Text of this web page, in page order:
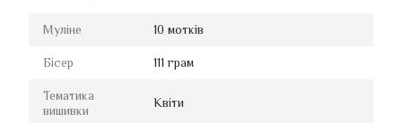
Муліне 10 мотків
Бісер 111 грам
Тематика
вишивки
Квіти